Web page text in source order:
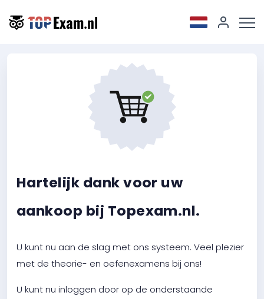
Hartelijk dank voor uw
aankoop bij Topexam.nl.
U kunt nu aan de slag met ons systeem. Veel plezier
met de theorie- en oefenexamens bij ons!
U kunt nu inloggen door op de onderstaande